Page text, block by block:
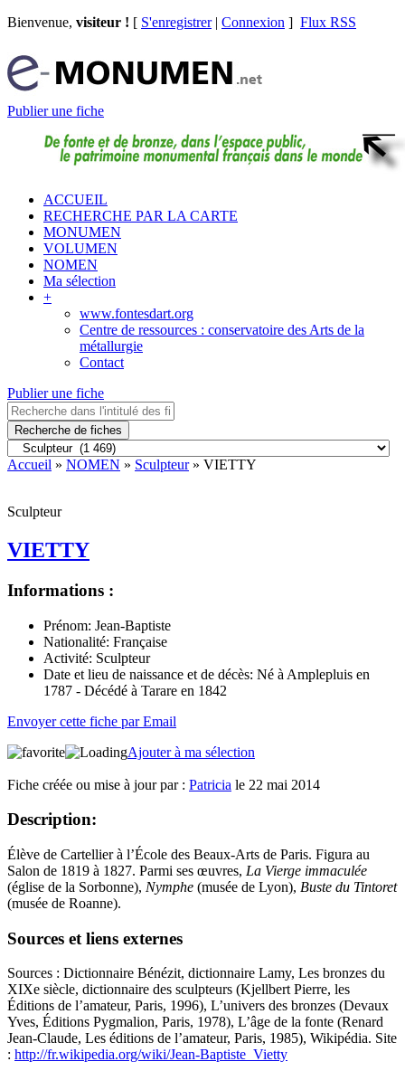
Bienvenue, visiteur ! [ S'enregistrer| Connexion ] Flux RSS
Publier une fiche
ACCUEIL
RECHERCHE PAR LA CARTE
MONUMEN
VOLUMEN
NOMEN
Ma sélection
+
www.fontesdart.org
Centre de ressources : conservatoire des Arts de la
métallurgie
Contact
Publier une fiche
Recherche de fiches
Accueil » NOMEN » Sculpteur» VIETTY
Sculpteur
VIETTY
Informations :
Prénom: Jean-Baptiste
Nationalité: Française
Activité: Sculpteur
Date et lieu de naissance et de décès: Né à Amplepluis en
1787 - Décédé à Tarare en 1842
Envoyer cette fiche par Email
Ajouter à ma sélection
Fiche créée ou mise à jour par : Patricia le 22 mai 2014
Description:
Élève de Cartellier à l’École des Beaux-Arts de Paris. Figura au
Salon de 1819 à 1827. Parmi ses œuvres, La Vierge immaculée
(église de la Sorbonne), Nymphe (musée de Lyon), Buste du Tintoret
(musée de Roanne).
Sources et liens externes
Sources : Dictionnaire Bénézit, dictionnaire Lamy, Les bronzes du
XIXe siècle, dictionnaire des sculpteurs (Kjellbert Pierre, les
Éditions de l’amateur, Paris, 1996), L’univers des bronzes (Devaux
Yves, Éditions Pygmalion, Paris, 1978), L’âge de la fonte (Renard
Jean-Claude, Les éditions de l’amateur, Paris, 1985), Wikipédia. Site
: http://fr.wikipedia.org/wiki/Jean-Baptiste_Vietty